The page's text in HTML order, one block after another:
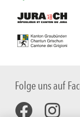
Folge uns auf